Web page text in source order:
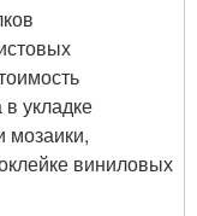
укладке
мозаики,
виниловых